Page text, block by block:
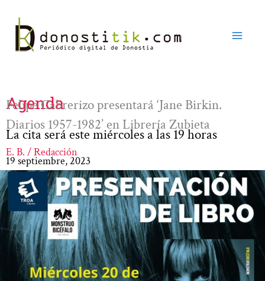
contenido
Agenda
Felipe Cabrerizo presentará ‘Jane Birkin.
Diarios 1957-1982’ en Librería Zubieta
La cita será este miércoles a las 19 horas
E. B. / Redacción
19 septiembre, 2023